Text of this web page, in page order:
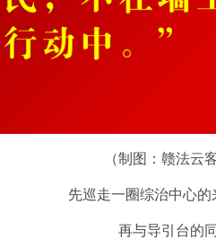
（制图：赣法云
先巡走一圈综治中心
再与导引台的